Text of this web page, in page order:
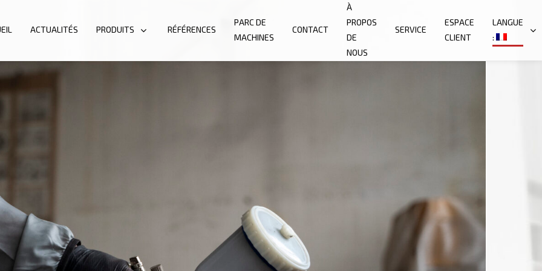
ACTUALITÉS PRODUITS RÉFÉRENCES
PARC DE
MACHINES
CONTACT
À
PROPOS
DE
NOUS
SERVICE
ESPACE
CLIENT
LANGUE
: